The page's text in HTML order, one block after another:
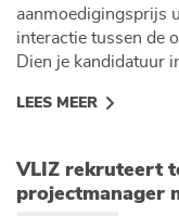
aanmoedigingsprijs
interactie tussen de
Dien je kandidatuur
LEES MEER
VLIZ rekruteert
projectmanager